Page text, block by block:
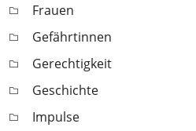
Frauen
Gefährtinnen
Gerechtigkeit
Geschichte
Impulse